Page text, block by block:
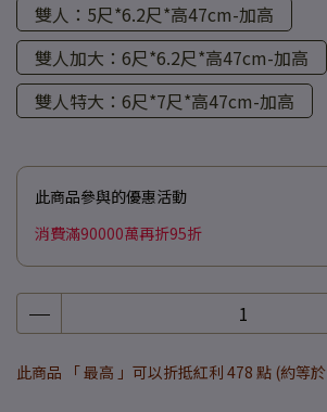
雙人：5尺*6.2尺*高47cm-加高
雙人加大：6尺*6.2尺*高47cm-加高
雙人特大：6尺*7尺*高47cm-加高
此商品參與的優惠活動
消費滿90000萬再折95折
此商品 「 最高 」可以折抵紅利 478 點 (約等於